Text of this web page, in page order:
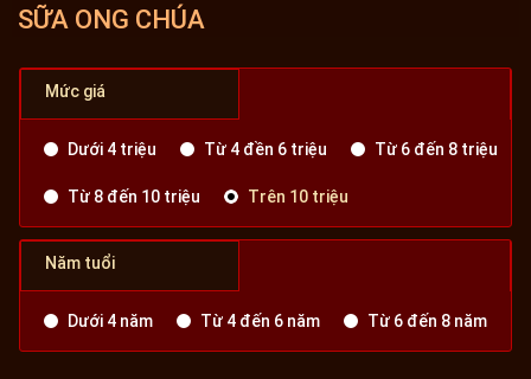
SỮA ONG CHÚA
Mức giá
Dưới 4 triệu Từ 4 đền 6 triệu Từ 6 đến 8 triệu
Từ 8 đến 10 triệu Trên 10 triệu
Năm tuổi
Dưới 4 năm Từ 4 đến 6 năm Từ 6 đến 8 năm